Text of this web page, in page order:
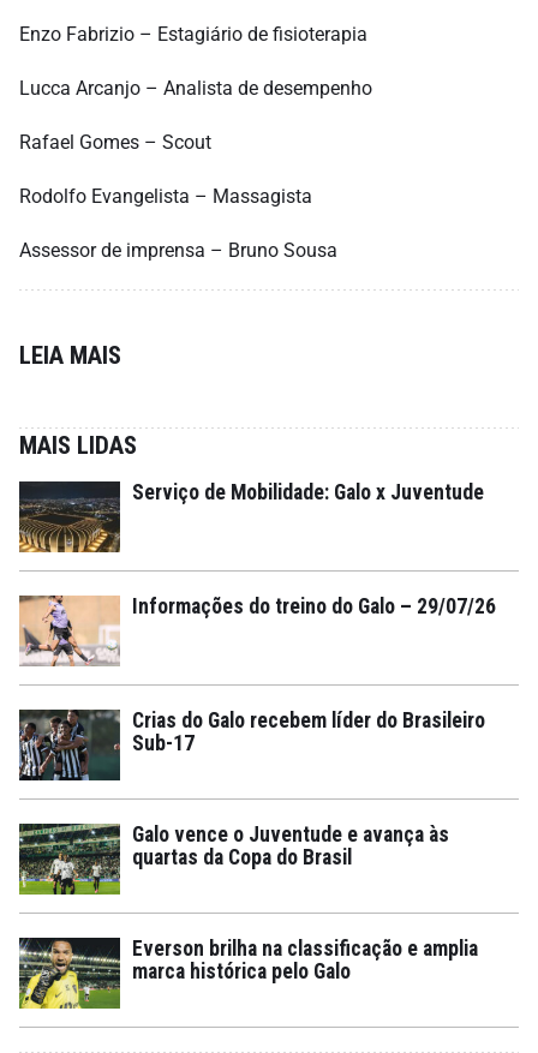
Enzo Fabrizio – Estagiário de fisioterapia
Lucca Arcanjo – Analista de desempenho
Rafael Gomes – Scout
Rodolfo Evangelista – Massagista
Assessor de imprensa – Bruno Sousa
LEIA MAIS
MAIS LIDAS
Serviço de Mobilidade: Galo x Juventude
Informações do treino do Galo – 29/07/26
Crias do Galo recebem líder do Brasileiro
Sub-17
Galo vence o Juventude e avança às
quartas da Copa do Brasil
Everson brilha na classificação e amplia
marca histórica pelo Galo